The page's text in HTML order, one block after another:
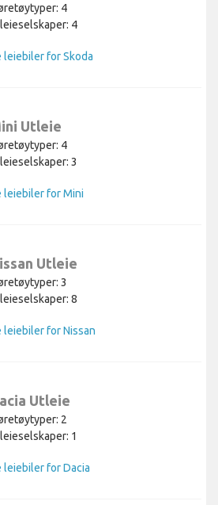
4
4
leiebiler for Skoda
Utleie
4
3
leiebiler for Mini
Utleie
3
8
leiebiler for Nissan
Utleie
2
1
leiebiler for Dacia